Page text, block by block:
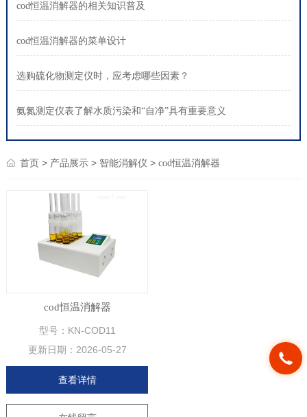
cod恒温消解器的相关知识普及
cod恒温消解器的菜单设计
选购硫化物测定仪时，应考虑哪些因素？
氨氮测定仪表了解水质污染和“自净”具有重要意义
首页> 产品展示> 智能消解仪 > cod恒温消解器
cod恒温消解器
型号：KN-COD11
更新日期： 2026-05-27
查看详情